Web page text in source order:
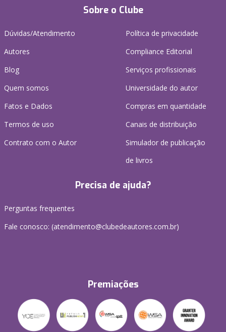
Sobre o Clube
Dúvidas/Atendimento
Autores
Blog
Quem somos
Fatos e Dados
Termos de uso
Contrato com o Autor
Política de privacidade
Compliance Editorial
Serviços profissionais
Universidade do autor
Compras em quantidade
Canais de distribuição
Simulador de publicação
de livros
Precisa de ajuda?
Perguntas frequentes
Fale conosco: (atendimento@clubedeautores.com.br)
Premiações